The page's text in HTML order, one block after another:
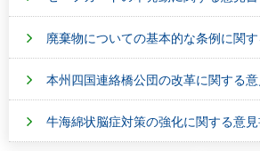
廃棄物についての基本的な条例に関
本州四国連絡橋公団の改革に関する
牛海綿状脳症対策の強化に関する意